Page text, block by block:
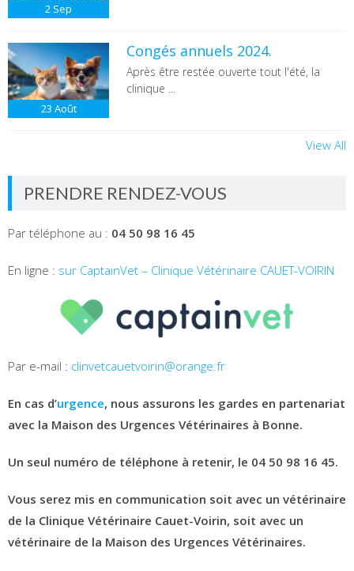
2 Sep
23 Août
Congés annuels 2024.
Après être restée ouverte tout l'été, la
clinique ...
View All
PRENDRE RENDEZ-VOUS
Par téléphone au : 04 50 98 16 45
En ligne : sur CaptainVet – Clinique Vétérinaire CAUET-VOIRIN
Par e-mail : clinvetcauetvoirin@orange.fr
En cas d’urgence, nous assurons les gardes en partenariat
avec la Maison des Urgences Vétérinaires à Bonne.
Un seul numéro de téléphone à retenir, le 04 50 98 16 45.
Vous serez mis en communication soit avec un vétérinaire
de la Clinique Vétérinaire Cauet-Voirin, soit avec un
vétérinaire de la Maison des Urgences Vétérinaires.